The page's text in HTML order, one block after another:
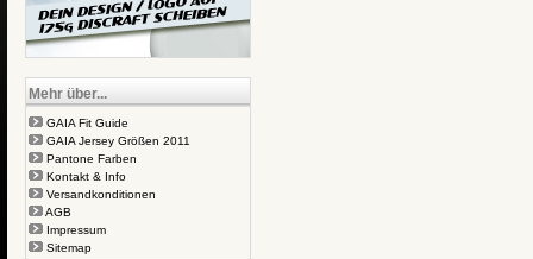
Mehr über...
GAIA Fit Guide
GAIA Jersey Größen 2011
Pantone Farben
Kontakt & Info
Versandkonditionen
AGB
Impressum
Sitemap